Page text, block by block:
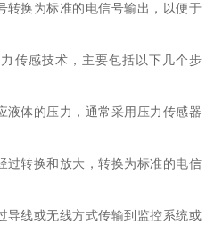
转换为标准的电信号输出，以便于
传感技术，主要包括以下几个步
液体的压力，通常采用压力传感器
过转换和放大，转换为标准的电信
导线或无线方式传输到监控系统或